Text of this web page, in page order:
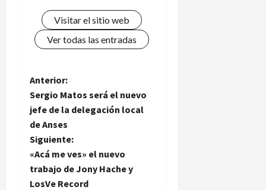
Visitar el sitio web
Ver todas las entradas
N
a
v
e
g
Anterior:
Sergio Matos será el nuevo
jefe de la delegación local
de Anses
Siguiente:
«Acá me ves» el nuevo
trabajo de Jony Hache y
LosVe Record